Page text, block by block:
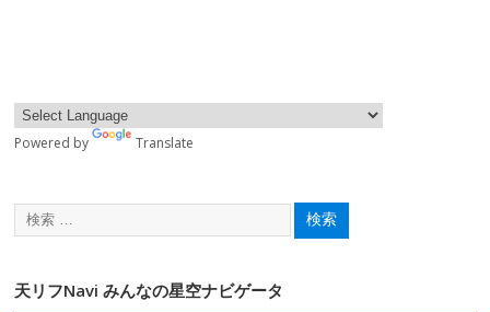
Powered by Translate
天リフNavi みんなの星空ナビゲータ